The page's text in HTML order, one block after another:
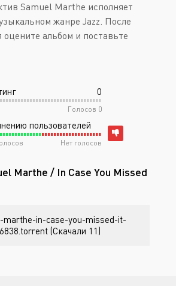
Samuel Marthe исполняет
жанре Jazz. После
альбом и поставьте
0
Голосов 0
пользователей
Нет голосов
Marthe / In Case You Missed
marthe-in-case-you-missed-it-
(Скачали 11)